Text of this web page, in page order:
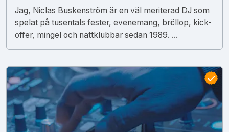
Jag, Niclas Buskenström är en väl meriterad DJ som
spelat på tusentals fester, evenemang, bröllop, kick-
offer, mingel och nattklubbar sedan 1989. ...